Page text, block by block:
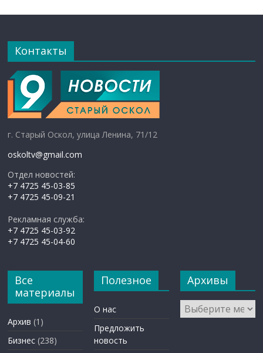
Контакты
г. Старый Оскол, улица Ленина, 71/12
oskoltv@gmail.com
Отдел новостей:
+7 4725 45-03-85
+7 4725 45-09-21
Рекламная служба:
+7 4725 45-03-92
+7 4725 45-04-60
Все
материалы
Архив (1)
Бизнес (238)
Полезное
О нас
Предложить
новость
Архивы
Архивы